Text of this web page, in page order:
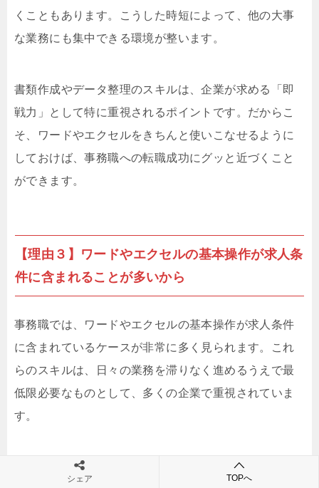
くこともあります。こうした時短によって、他の大事
な業務にも集中できる環境が整います。
書類作成やデータ整理のスキルは、企業が求める「即
戦力」として特に重視されるポイントです。だからこ
そ、ワードやエクセルをきちんと使いこなせるように
しておけば、事務職への転職成功にグッと近づくこと
ができます。
【理由３】ワードやエクセルの基本操作が求人条
件に含まれることが多いから
事務職では、ワードやエクセルの基本操作が求人条件
に含まれているケースが非常に多く見られます。これ
らのスキルは、日々の業務を滞りなく進めるうえで最
低限必要なものとして、多くの企業で重視されていま
す。
たとえば求人サイト「
」に掲載されている募
シェア TOPへ